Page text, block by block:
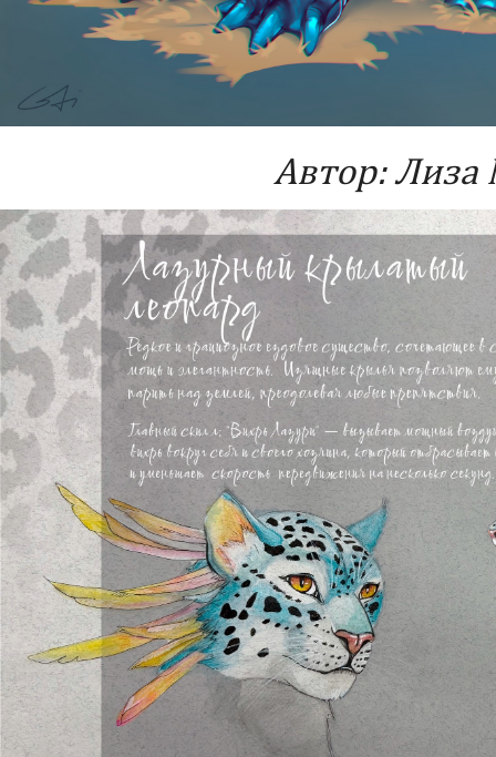
Автор: Лиза